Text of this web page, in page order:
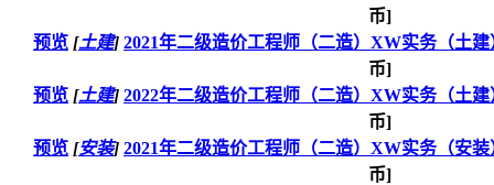
币]
预览 [土建] 2021年二级造价工程师（二造）XW实务（土
币]
预览 [土建] 2022年二级造价工程师（二造）XW实务（土
币]
预览 [安装] 2021年二级造价工程师（二造）XW实务（安
币]